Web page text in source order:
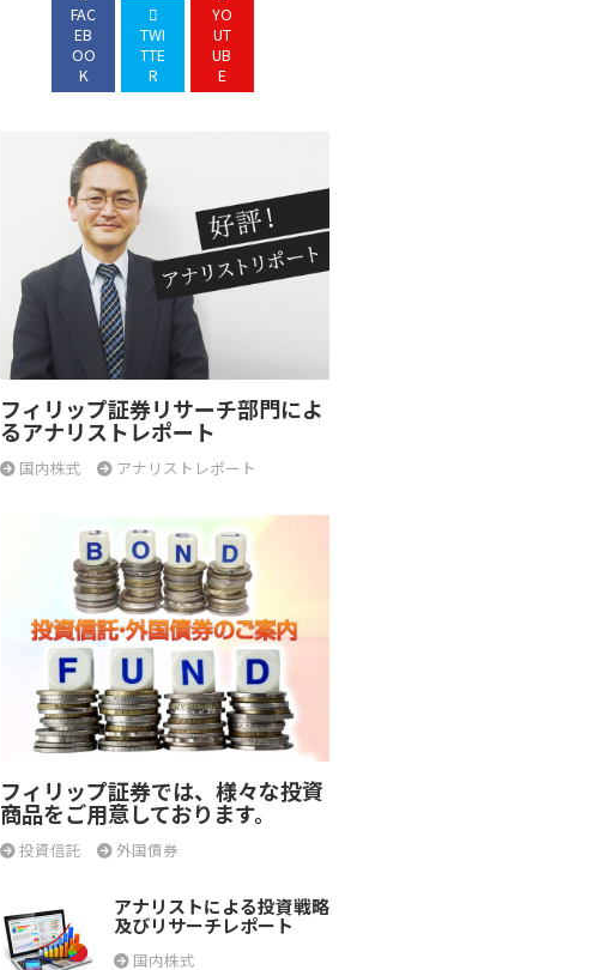
FAC
EB
OO
K
TWI
TTE
R
YO
UT
UB
E
フィリップ証券リサーチ部門によ
るアナリストレポート
国内株式 アナリストレポート
フィリップ証券では、様々な投資
商品をご用意しております。
投資信託 外国債券
アナリストによる投資戦略
及びリサーチレポート
国内株式